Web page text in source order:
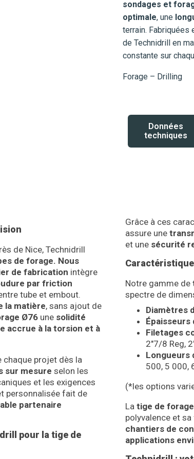
sondages et
optimale, une
terrain. Fabriquées
de Technidrill en
constante sur
Forage – Drilling
Données
techniques
de Nice, Technidrill
de forage. Nous
de fabrication intègre
par friction
tube et embout.
la matière, sans ajout de
Ø76 une solidité
accrue à la torsion et à
projet dès la
sur mesure selon les
et les exigences
personnalisée fait de
partenaire
pour la tige de
Grâce à ces
assure une
et une sécurité
Notre gamme de
spectre de
Diamètres
Épaisseurs
Filetages
2″7/8 Reg,
Longueurs
500, 5 000,
(*les options
La tige de
polyvalence et
chantiers de
applications